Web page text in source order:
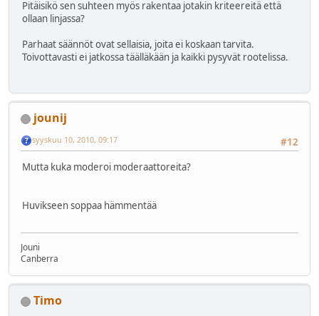
Pitäisikö sen suhteen myös rakentaa jotakin kriteereitä että
ollaan linjassa?
Parhaat säännöt ovat sellaisia, joita ei koskaan tarvita.
Toivottavasti ei jatkossa täälläkään ja kaikki pysyvät rootelissa.
jounij
#12
syyskuu 10, 2010, 09:17
Mutta kuka moderoi moderaattoreita?
Huvikseen soppaa hämmentää
Jouni
Canberra
Timo